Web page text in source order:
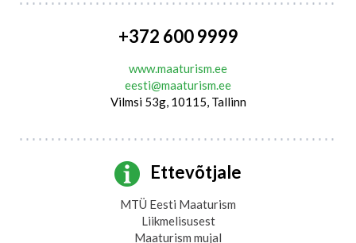
+372 600 9999
www.maaturism.ee
eesti@maaturism.ee
Vilmsi 53g, 10115, Tallinn
Ettevõtjale
MTÜ Eesti Maaturism
Liikmelisusest
Maaturism mujal